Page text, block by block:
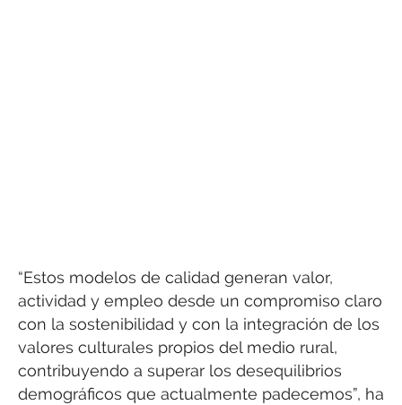
“Estos modelos de calidad generan valor,
actividad y empleo desde un compromiso claro
con la sostenibilidad y con la integración de los
valores culturales propios del medio rural,
contribuyendo a superar los desequilibrios
demográficos que actualmente padecemos”, ha